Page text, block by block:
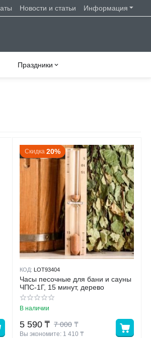
Новости и статьи Информация
Праздники
Скидка 20%
КОД: LOT93404
Часы песочные для бани и сауны
ЧПС-1Г, 15 минут, дерево
В наличии
7 000 ₸
5 590 ₸
Вы экономите: 1 410 ₸